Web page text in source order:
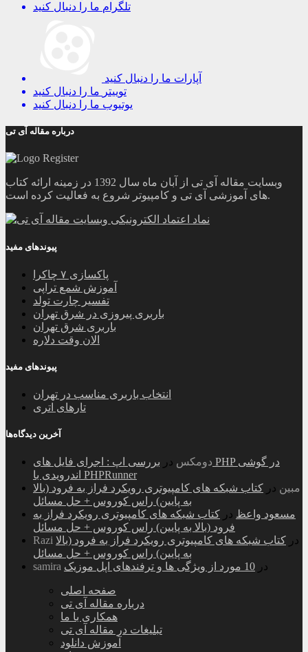
تلگرام ما را دنبال کنید
آپارات ما را دنبال کنید
توییتر ما را دنبال کنید
یوتیوب ما را دنبال کنید
درباره مقاله آی تی
وبسایت مقاله آی تی از آبان ماه سال 1392 در زمینه ارائه کتاب
های آموزشی آی تی و کامپیوتر شروع به فعالیت کرده است.
پیوندهای مفید
پاکسازی ۷ چاکرا
آموزش شمع تراپی
تفسیر چارت تولد
باربری پیروزی در شرق تهران
باربری شرق تهران
الان وقت دلاره
پیوندهای مفید
انتخاب باربری مناسب در تهران
تارهای اتری
آخرین دیدگاه‌ها
دومکس در بررسی اپ : اجرای فایل های PHP در گوشی
اندرویدی با PHPRunner
مبین در کتاب شبکه های کامپیوتری رویکرد فراز به فرود (بالا
به پایین) راس کوروس + حل مسائل
مسعود واعظ در کتاب شبکه های کامپیوتری رویکرد فراز به
فرود (بالا به پایین) راس کوروس + حل مسائل
Razi
در کتاب شبکه های کامپیوتری رویکرد فراز به فرود (بالا
به پایین) راس کوروس + حل مسائل
samira
در 10 مورد از ویژگی ها و ترفندهای اپل موزیک
صفحه اصلی
درباره مقاله آی تی
همکاری با ما
تبلیغات در مقاله آی تی
آموزش دانلود